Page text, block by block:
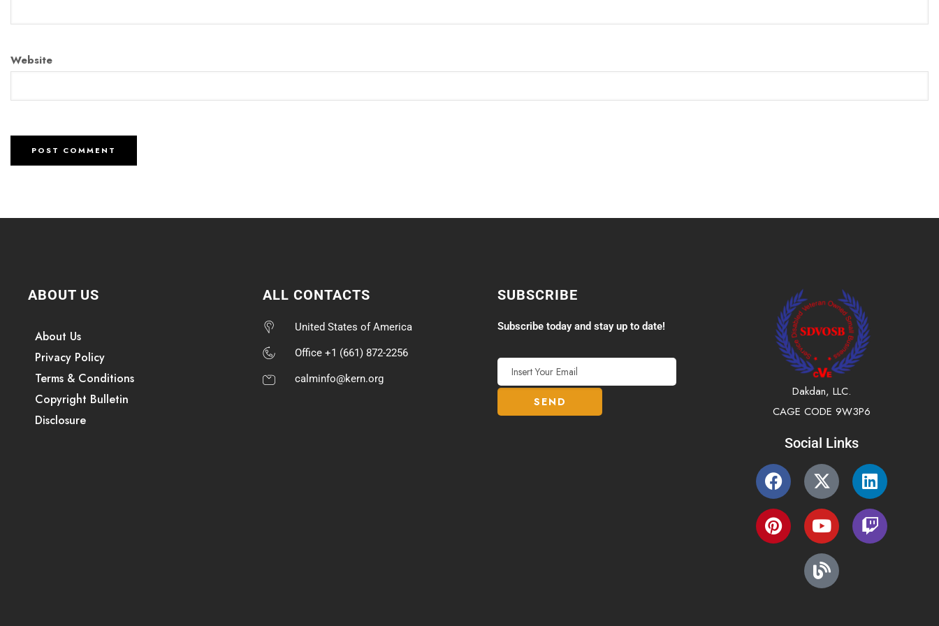
Website
ABOUT US
About Us
Privacy Policy
Terms & Conditions
Copyright Bulletin
Disclosure
ALL CONTACTS
United States of America
Office +1 (661) 872-2256
calminfo@kern.org
SUBSCRIBE
Subscribe today and stay up to date!
Dakdan, LLC.
CAGE CODE 9W3P6
Social Links